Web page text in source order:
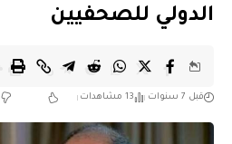
الدولي للصحفيين
قبل 7 سنوات 13 مشاهدات